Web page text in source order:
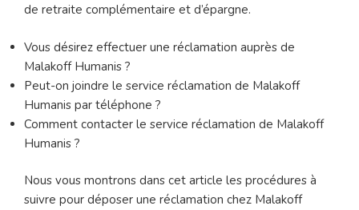
de retraite complémentaire et d’épargne.
Vous désirez effectuer une réclamation auprès de
Malakoff Humanis ?
Peut-on joindre le service réclamation de Malakoff
Humanis par téléphone ?
Comment contacter le service réclamation de Malakoff
Humanis ?
Nous vous montrons dans cet article les procédures à
suivre pour déposer une réclamation chez Malakoff